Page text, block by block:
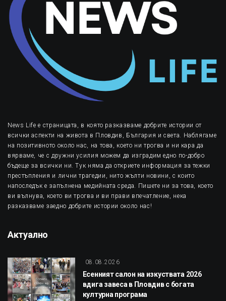
News Life е страницата, в която разказваме добрите истории от
всички аспекти на живота в Пловдив, България и света. Наблягаме
на позитивното около нас, на това, което ни трогва и ни кара да
вярваме, че с дружни усилия можем да изградим едно по-добро
бъдеще за всички ни. Тук няма да откриете информация за тежки
престъпления и лични трагедии, нито жълти новини, с които
напоследък е запълнена медийната среда. Пишете ни за това, което
ви вълнува, което ви трогва и ви прави впечатление, нека
разказваме заедно добрите истории около нас!
Актуално
08.08.2026
Есенният салон на изкуствата 2026
вдига завеса в Пловдив с богата
културна програма